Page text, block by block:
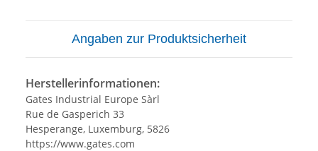
Angaben zur Produktsicherheit
Herstellerinformationen:
Gates Industrial Europe Sàrl
Rue de Gasperich 33
Hesperange, Luxemburg, 5826
https://www.gates.com